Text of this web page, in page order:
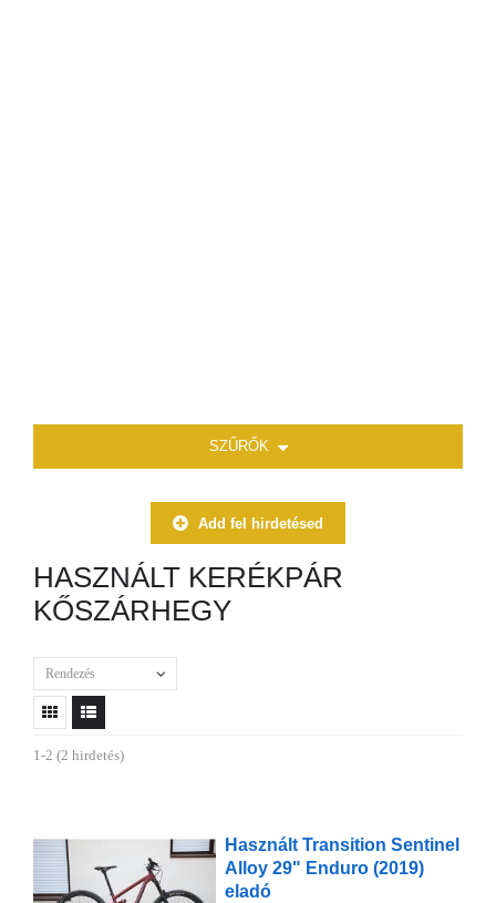
SZŰRŐK
Add fel hirdetésed
HASZNÁLT KERÉKPÁR
KŐSZÁRHEGY
Rendezés
1-2 (2 hirdetés)
Használt Transition Sentinel
Alloy 29" Enduro (2019)
eladó